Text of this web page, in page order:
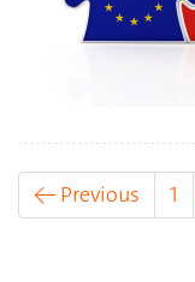
← Previous 1